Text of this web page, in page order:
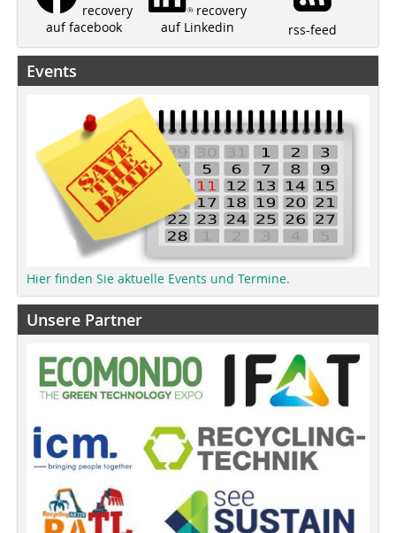
recovery
auf facebook
recovery
auf Linkedin
rss-feed
Events
Hier finden Sie aktuelle Events und Termine.
Unsere Partner